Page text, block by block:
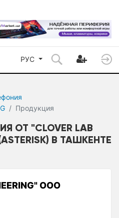
РУС
Продукция
ОТ "CLOVER LAB
В ТАШКЕНТЕ
OOO